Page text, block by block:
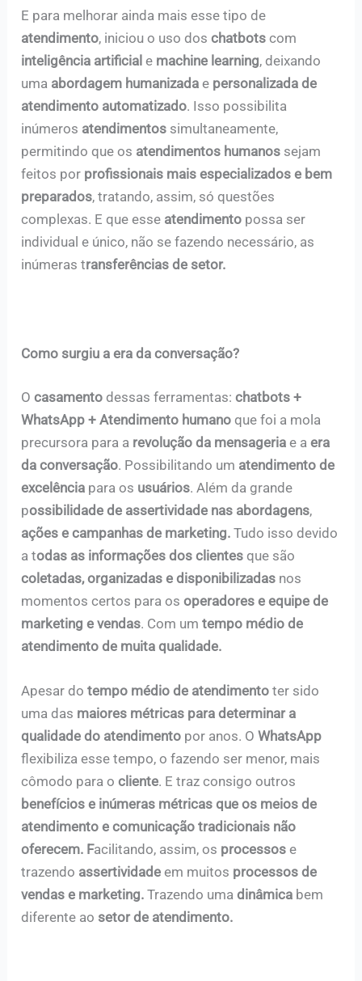
E para melhorar ainda mais esse tipo de
atendimento, iniciou o uso doschatbotscom
inteligência artificiale machine learning, deixando
uma abordagem humanizadae personalizada de
atendimento automatizado. Isso possibilita
inúmeros atendimentos simultaneamente,
permitindo que os atendimentos humanos sejam
feitos por profissionais mais especializados e bem
preparados, tratando, assim, só questões
complexas. E que esse atendimento possa ser
individual e único, não se fazendo necessário, as
inúmeras transferências de setor.
Como surgiu a era da conversação?
Ocasamentodessas ferramentas:chatbots +
WhatsApp + Atendimento humanoque foi a mola
precursora para a revolução da mensageria e a era
da conversação. Possibilitando um atendimento de
excelência para os usuários. Além da grande
possibilidade de assertividade nas abordagens,
ações e campanhas de marketing. Tudo isso devido
a todas as informações dos clientes que são
coletadas, organizadas e disponibilizadas nos
momentos certos para os operadores e equipe de
marketing e vendas. Com umtempo médio de
atendimento de muita qualidade.
Apesar dotempo médio de atendimento ter sido
uma das maiores métricas para determinar a
qualidade do atendimento por anos. OWhatsApp
flexibiliza esse tempo, o fazendo ser menor, mais
cômodo para ocliente. E traz consigo outros
benefícios e inúmeras métricas que os meios de
atendimento e comunicação tradicionais não
oferecem. Facilitando, assim, os processose
trazendo assertividadeem muitos processos de
vendas e marketing.Trazendo umadinâmica bem
diferente ao setor de atendimento.